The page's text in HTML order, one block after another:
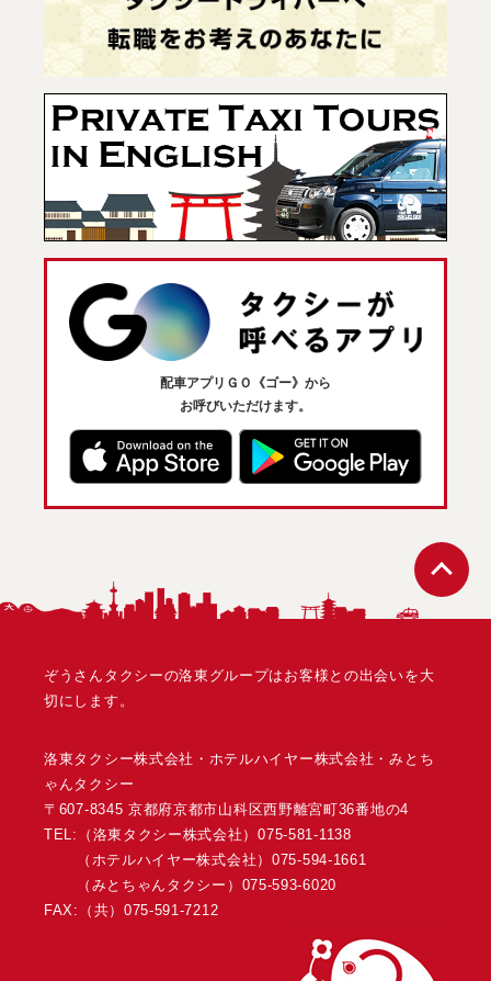
配車アプリＧＯ《ゴー》から
お呼びいただけます。
ぞうさんタクシーの洛東グループはお客様との出会いを大
切にします。
洛東タクシー株式会社・ホテルハイヤー株式会社・みとち
ゃんタクシー
〒607-8345 京都府京都市山科区西野離宮町36番地の4
TEL:（洛東タクシー株式会社）075-581-1138
（ホテルハイヤー株式会社） 075-594-1661
（みとちゃんタクシー） 075-593-6020
FAX:（共）075-591-7212